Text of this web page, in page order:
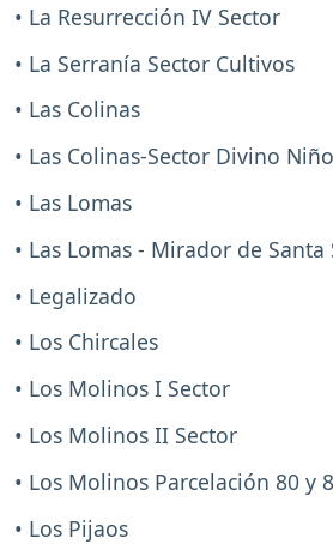
• La Resurrección IV Sector
• La Serranía Sector Cultivos
• Las Colinas
• Las Colinas-Sector Divino Niño
• Las Lomas
• Las Lomas - Mirador de Santa
• Legalizado
• Los Chircales
• Los Molinos I Sector
• Los Molinos II Sector
• Los Molinos Parcelación 80 y
• Los Pijaos